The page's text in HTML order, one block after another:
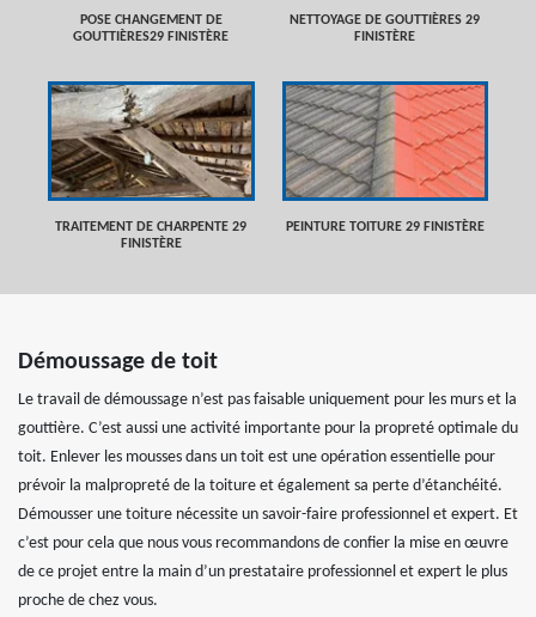
POSE CHANGEMENT DE
GOUTTIÈRES29 FINISTÈRE
NETTOYAGE DE GOUTTIÈRES 29
FINISTÈRE
TRAITEMENT DE CHARPENTE 29
FINISTÈRE
PEINTURE TOITURE 29 FINISTÈRE
Démoussage de toit
Le travail de démoussage n’est pas faisable uniquement pour les murs et la
gouttière. C’est aussi une activité importante pour la propreté optimale du
toit. Enlever les mousses dans un toit est une opération essentielle pour
prévoir la malpropreté de la toiture et également sa perte d’étanchéité.
Démousser une toiture nécessite un savoir-faire professionnel et expert. Et
c’est pour cela que nous vous recommandons de confier la mise en œuvre
de ce projet entre la main d’un prestataire professionnel et expert le plus
proche de chez vous.